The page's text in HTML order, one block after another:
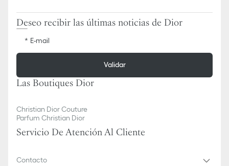
Deseo recibir las últimas noticias de Dior
E-mail
Validar
Las Boutiques Dior
Christian Dior Couture
Parfum Christian Dior
Servicio De Atención Al Cliente
Contacto